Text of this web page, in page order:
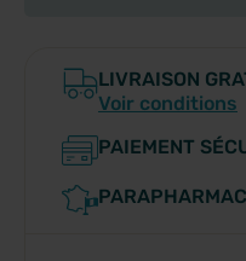
LIVRAISON
Voir conditions
PAIEMENT